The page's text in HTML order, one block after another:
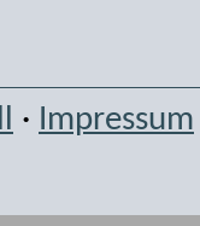
· Impressum